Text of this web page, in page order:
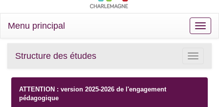
Toggle
Menu principal
Toggle
Structure des études
ATTENTION : version 2025-2026 de l'engagement
pédagogique